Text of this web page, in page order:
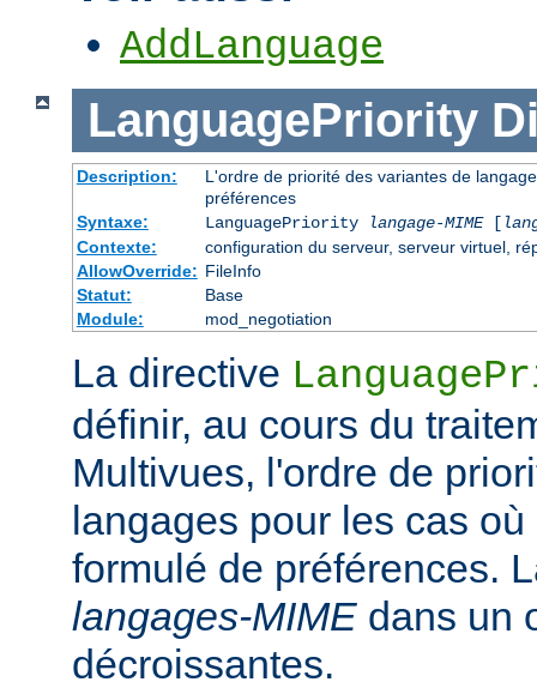
AddLanguage
LanguagePriority
Description:
L'ordre de priorité des variantes de
préférences
Syntaxe:
LanguagePriority langage-MIME[
Contexte:
configuration du serveur, serveur virtuel,
AllowOverride: FileInfo
Statut:
Base
Module:
mod_negotiation
La directive
définir, au cours du
Multivues, l'ordre de
langages pour les cas
formulé de préférences.
langages-MIME dans un
décroissantes.